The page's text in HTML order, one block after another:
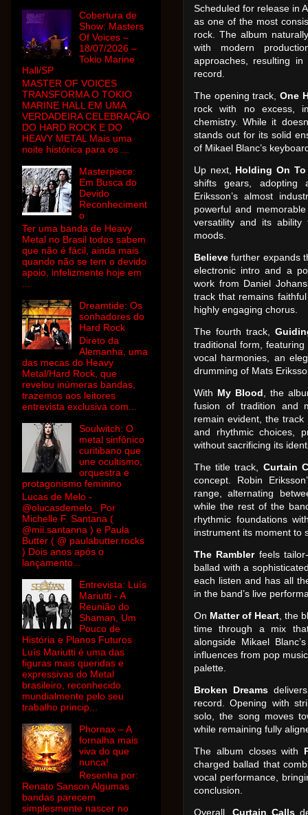
Scheduled for release in
as one of the most
rock. The album
with modern
approaches, resulting
record.
The opening track,One
rock with no excess,
chemistry. While it
stands out for its solid
of Mikael Blanc’s
Up next, Holding On To
shifts gears, adopting
Eriksson’s almost
powerful and
versatility and its ability
moods.
Believe further expands
electronic intro and a
work from Daniel
track that remains
highly engaging chorus.
The fourth track,
traditional form,
vocal harmonies, an
drumming of Mats
With My Blood , the
fusion of tradition and
remain evident, the
and rhythmic choices,
without sacrificing its
The title track, Curtain
concept. Robin
range, alternating
while the rest of the
rhythmic foundations
instrument its moment to
The Ramblerfeels
ballad with a
each listen and has all
in the band’s live
On Matter of Heart , the
time through a mix
alongside Mikael
influences from pop
palette.
Broken Dreams
record. Opening with
solo, the song moves
while remaining fully
The album closes with
charged ballad that
vocal performance,
conclusion.
Overall, Curtain Calls
Cobertura de
Show: Masters
Of Voices –
18/07/2026 –
Tokio Marine
Hall/SP
MASTER OF VOICES
TRANSFORMA O TOKIO
MARINE HALL EM UMA
VERDADEIRA CELEBRAÇÃO
DO HARD ROCK E DO
HEAVY METAL Mais uma
noite histórica para os ...
Masterpiece:
Em Busca do
Devido
Reconheciment
o
Ter uma banda de Heavy
Metal no Brasil todos sabem
que não é fácil, ainda mais
quando não se tem o devido
apoio, infelizmente hoje em
Dreamtide: Os
sonhadores do
Hard Rock
Direto da
Alemanha, uma
das mecas do Heavy
Metal/Hard Rock, que
revelou inúmeras bandas,
trazemos aos leitores
entrevista exclusiva com...
Soulwitch: O
metal sinfônico
curitibano que
une ocultismo,
orquestra e
protagonismo feminino
Lucas de Melo -
@olucasdemelo_ Por
Michelle F. Santana (
@mii.santanna ) e Paula
Butter ( @ paulabutter.rocks
) Dois anos após o
lançamento...
Entrevista: Luís
Mariutti - A
Reunião do
Shaman, Um
Pouco de
História e Planos Futuros
Luís Mariutti é uma das
figuras mais queridas e
expressivas do Metal
brasileiro, reconhecido
mundialmente pelo seu
trabalho princip...
Phornax – A
fornalha mais
viva do que
nunca!
Resenha por:
Renato Sanson Algumas
bandas parecem
simplesmente nascer no